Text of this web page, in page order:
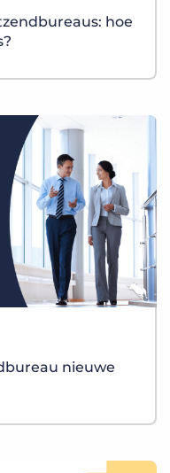
hoe
nieuwe